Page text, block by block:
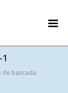
de bancada